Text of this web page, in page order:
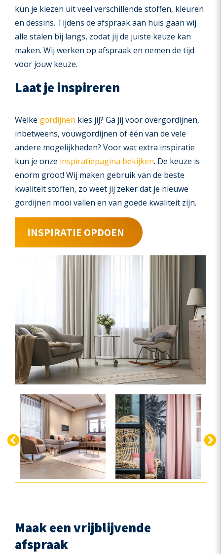
kun je kiezen uit veel verschillende stoffen, kleuren
en dessins. Tijdens de afspraak aan huis gaan wij
alle stalen bij langs, zodat jij de juiste keuze kan
maken. Wij werken op afspraak en nemen de tijd
voor jouw keuze.
Laat je inspireren
Welke gordijnen kies jij? Ga jij voor overgordijnen,
inbetweens, vouwgordijnen of één van de vele
andere mogelijkheden? Voor wat extra inspiratie
kun je onze inspiratiepagina bekijken. De keuze is
enorm groot! Wij maken gebruik van de beste
kwaliteit stoffen, zo weet jij zeker dat je nieuwe
gordijnen mooi vallen en van goede kwaliteit zijn.
INSPIRATIE OPDOEN
Maak een vrijblijvende
afspraak